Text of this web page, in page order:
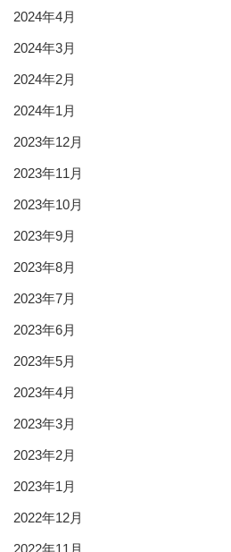
2024年4月
2024年3月
2024年2月
2024年1月
2023年12月
2023年11月
2023年10月
2023年9月
2023年8月
2023年7月
2023年6月
2023年5月
2023年4月
2023年3月
2023年2月
2023年1月
2022年12月